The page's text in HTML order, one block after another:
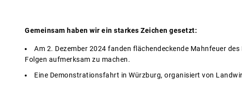
Gemeinsam haben wir ein starkes Zeichen gesetzt:
Am 2. Dezember 2024 fanden flächendeckende Mahnfeuer
Folgen aufmerksam zu machen.
Eine Demonstrationsfahrt in Würzburg, organisiert von